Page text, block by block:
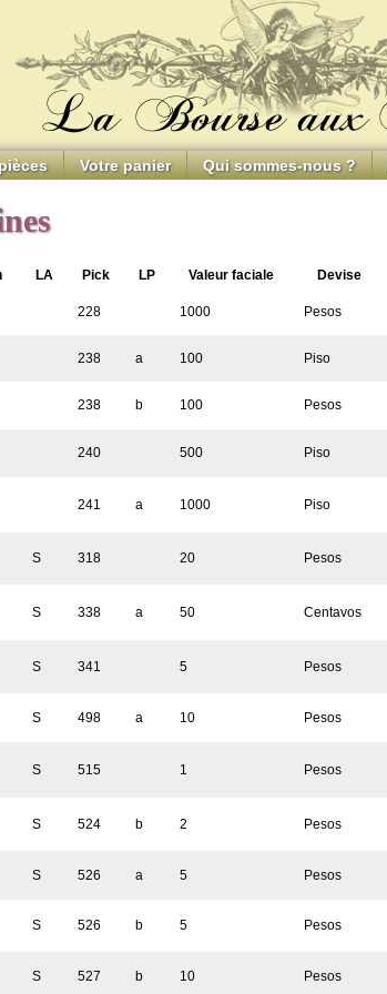
Votre panier Qui sommes-nous ?
LA Pick LP Valeur faciale Devise
228 1000 Pesos
238 a 100 Piso
238 b 100 Pesos
240 500 Piso
241 a 1000 Piso
S 318 20 Pesos
S 338 a 50 Centavos
S 341 5 Pesos
S 498 a 10 Pesos
S 515 1 Pesos
S 524 b 2 Pesos
S 526 a 5 Pesos
S 526 b 5 Pesos
S 527 b 10 Pesos